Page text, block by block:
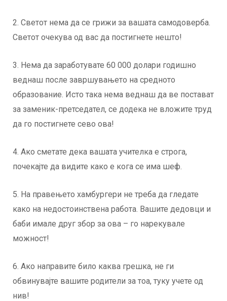
2. Светот нема да се грижи за вашата самодоверба.
Светот очекува од вас да постигнете нешто!
3. Нема да заработувате 60 000 долари годишно
веднаш после завршувањето на средното
образование. Исто така нема веднаш да ве постават
за заменик-претседател, се додека не вложите труд
да го постигнете сево ова!
4. Ако сметате дека вашата учителка е строга,
почекајте да видите како е кога се има шеф.
5. На правењето хамбургери не треба да гледате
како на недостоинствена работа. Вашите дедовци и
баби имале друг збор за ова – го нарекувале
можност!
6. Ако направите било каква грешка, не ги
обвинувајте вашите родители за тоа, туку учете од
нив!